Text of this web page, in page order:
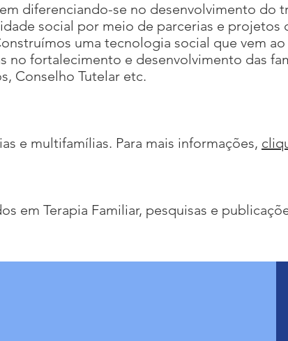
diferenciando-se no desenvolvimento do
social por meio de parcerias e projetos
uma tecnologia social que vem
no fortalecimento e desenvolvimento das
Conselho Tutelar etc.
e multifamílias. Para mais informações,
em Terapia Familiar, pesquisas e